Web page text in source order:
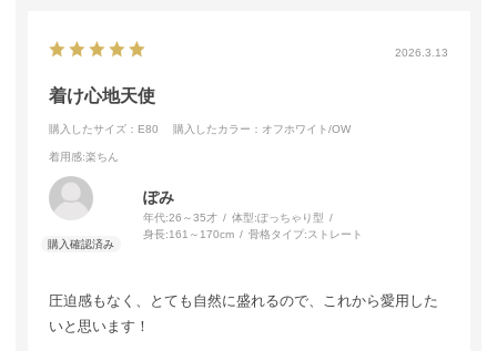
2026.3.13
着け心地天使
購入したサイズ：E80 購入したカラー：オフホワイト/OW
着用感:楽ちん
ぽみ
年代:26～35才 体型:ぽっちゃり型
身長:161～170cm 骨格タイプ: ストレート
圧迫感もなく、とても自然に盛れるので、これから愛用した
いと思います！